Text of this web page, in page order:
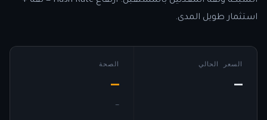
استثمار طويل المدى.
السعر الحالي
—
الصحة
—
—